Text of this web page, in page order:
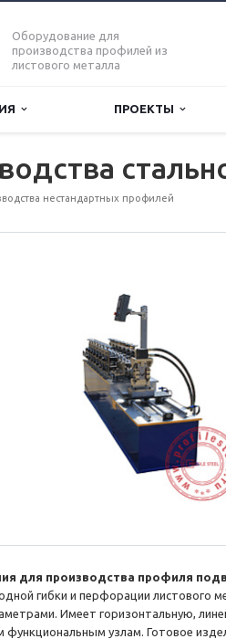
Оборудование для
производства профилей из
листового металла
ПРОЕКТЫ
нестандартных профилей
для производства профиля
гибки и перфорации листового
Имеет горизонтальную,
функциональным узлам. Готовое